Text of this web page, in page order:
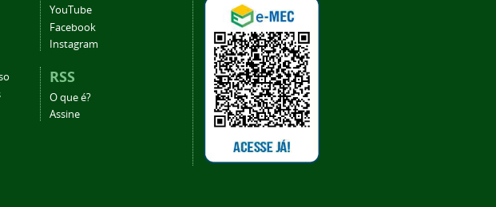
YouTube
Facebook
Instagram
RSS
O que é?
Assine